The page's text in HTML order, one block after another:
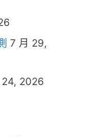
7 月 29,
24, 2026